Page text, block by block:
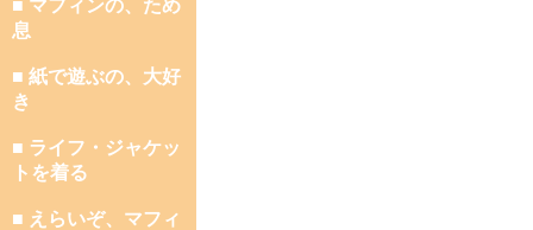
■ マフィンの、ため
息
■ 紙で遊ぶの、大好
き
■ ライフ・ジャケッ
トを着る
■ えらいぞ、マフィ